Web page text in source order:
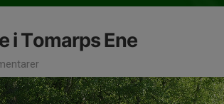
i Tomarps Ene